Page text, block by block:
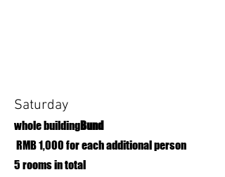
Saturday
whole buildingBund
​ RMB 1,000 for each additional person
5 rooms in total